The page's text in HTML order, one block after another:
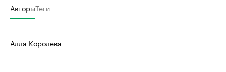
АвторыТеги
Алла Королева